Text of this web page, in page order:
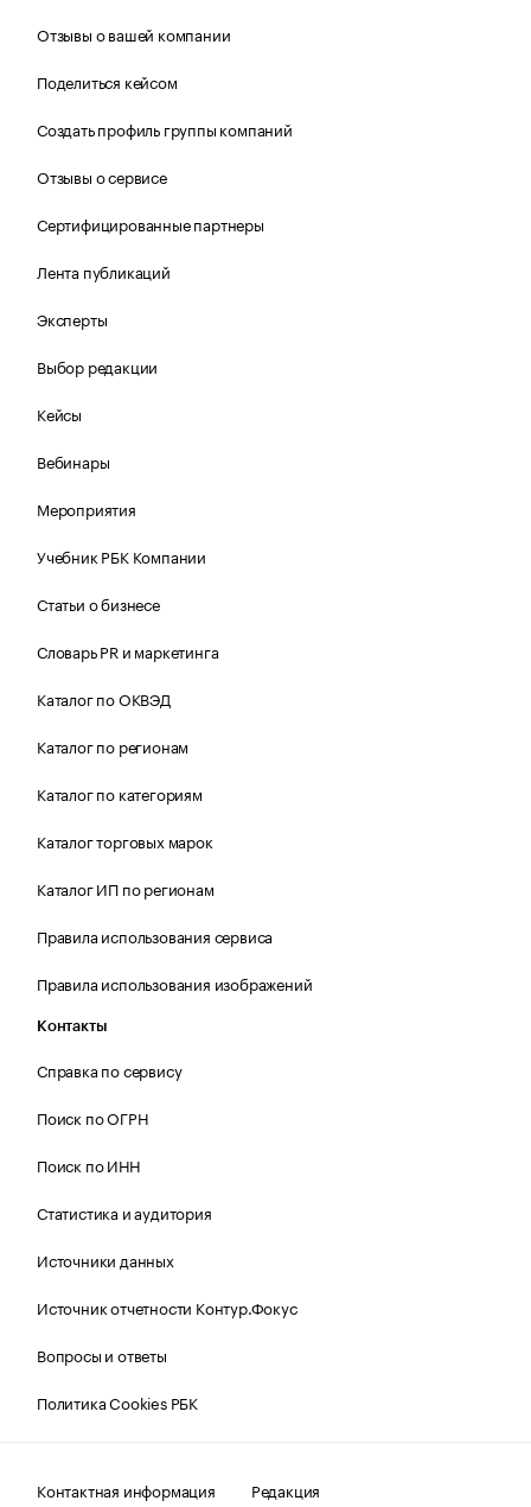
Отзывы о вашей компании
Поделиться кейсом
Создать профиль группы компаний
Отзывы о сервисе
Сертифицированные партнеры
Лента публикаций
Эксперты
Выбор редакции
Кейсы
Вебинары
Мероприятия
Учебник РБК Компании
Статьи о бизнесе
Словарь PR и маркетинга
Каталог по ОКВЭД
Каталог по регионам
Каталог по категориям
Каталог торговых марок
Каталог ИП по регионам
Правила использования сервиса
Правила использования изображений
Контакты
Справка по сервису
Поиск по ОГРН
Поиск по ИНН
Статистика и аудитория
Источники данных
Источник отчетности Контур.Фокус
Вопросы и ответы
Политика Cookies РБК
Контактная информация Редакция